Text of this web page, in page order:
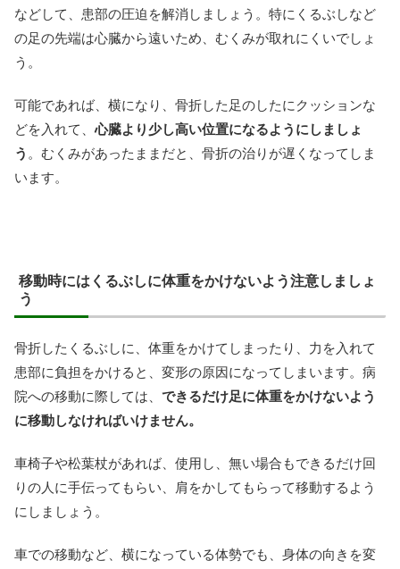
などして、患部の圧迫を解消しましょう。特にくるぶしなど
の足の先端は心臓から遠いため、むくみが取れにくいでしょ
う。
可能であれば、横になり、骨折した足のしたにクッションな
どを入れて、心臓より少し高い位置になるようにしましょ
う 。むくみがあったままだと、骨折の治りが遅くなってしま
います。
移動時にはくるぶしに体重をかけないよう注意しましょ
う
骨折したくるぶしに、体重をかけてしまったり、力を入れて
患部に負担をかけると、変形の原因になってしまいます。病
院への移動に際しては、 できるだけ足に体重をかけないよう
に移動しなければいけません。
車椅子や松葉杖があれば、使用し、無い場合もできるだけ回
りの人に手伝ってもらい、肩をかしてもらって移動するよう
にしましょう。
車での移動など、横になっている体勢でも、身体の向きを変